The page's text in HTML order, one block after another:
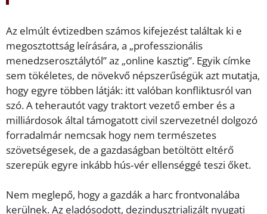
Az elmúlt évtizedben számos kifejezést találtak ki e
megosztottság leírására, a „professzionális
menedzserosztálytól” az „online kasztig”. Egyik címke
sem tökéletes, de növekvő népszerűségük azt mutatja,
hogy egyre többen látják: itt valóban konfliktusról van
szó. A teherautót vagy traktort vezető ember és a
milliárdosok által támogatott civil szervezetnél dolgozó
forradalmár nemcsak hogy nem természetes
szövetségesek, de a gazdaságban betöltött eltérő
szerepük egyre inkább hús‑vér ellenséggé teszi őket.
Nem meglepő, hogy a gazdák a harc frontvonalába
kerülnek. Az eladósodott, dezindusztrializált nyugati